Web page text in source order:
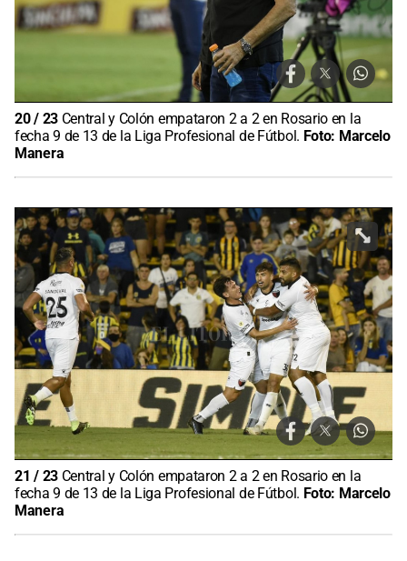
20/ 23 Central y Colón empataron 2 a 2 en Rosario en la
fecha 9 de 13 de la Liga Profesional de Fútbol. Foto: Marcelo
Manera
21 / 23 Central y Colón empataron 2 a 2 en Rosario en la
fecha 9 de 13 de la Liga Profesional de Fútbol. Foto: Marcelo
Manera